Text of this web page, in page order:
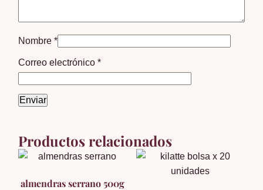
Nombre*
Correo electrónico*
Productos relacionados
almendras serrano 500g